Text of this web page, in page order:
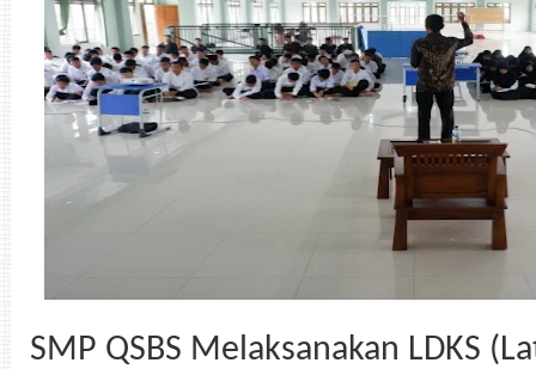
SMP QSBS Melaksanakan LDKS